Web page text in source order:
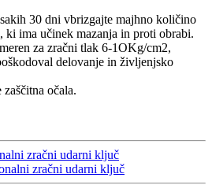
30 dni vbrizgajte majhno količino
ki ima učinek mazanja in proti obrabi.
za zračni tlak 6-1OKg/cm2,
delovanje in življenjsko
očala.
zračni udarni ključ
zračni udarni ključ